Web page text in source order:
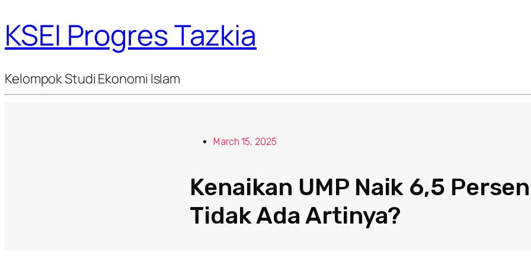
KSEI Progres Tazkia
Kelompok Studi Ekonomi Islam
March 15, 2025
Kenaikan UMP Naik 6,5
Tidak Ada Artinya?